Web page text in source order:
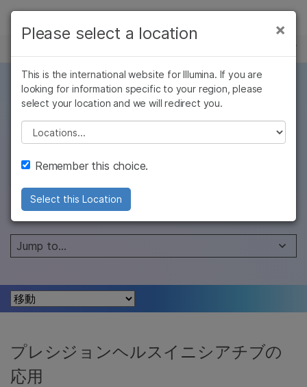
Skip to content
ラーニング
企業情報
お気に入りの分野を選択
プレシジョンメディシ
ンの応用の拡大
より個別化した、より効果的で、より費用効率
の高い治療と医療へのアプローチを目指した取
り組み
プレシジョンヘルスイニシアチブの
応用
×
Please select a location
This is the international website for Illumina. If you are
looking for information specific to your region, please
select your location and we will redirect you.
Please select a location
Remember this choice.
Select this Location
高いコンテンツへのリンクが表示されます:
×
がん研究
微生物研究
農学研究
複雑な疾患
臨床オンコロジー
生殖医学
遺伝性および希少疾